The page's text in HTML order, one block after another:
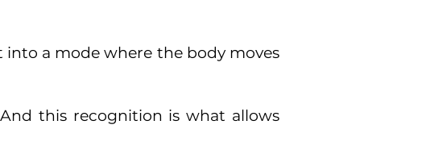
a mode where the body moves
this recognition is what allows